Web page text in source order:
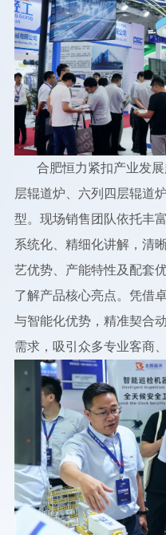
合肥恒力紧扣产业发
层辊道炉、六列四层辊道
型。现场销售团队依托丰
系统化、精细化讲解，清
艺优势、产能特性及配套
了解产品核心亮点。凭借
与智能化优势，精准契合
需求，吸引众多专业客商